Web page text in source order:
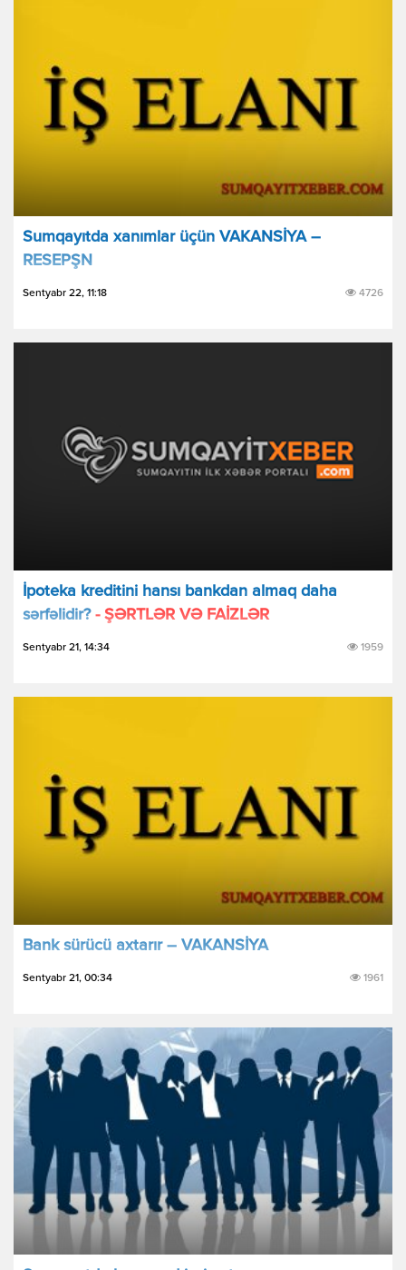
Sumqayıtda xanımlar üçün VAKANSİYA –
RESEPŞN
Sentyabr 22, 11:18 4726
İpoteka kreditini hansı bankdan almaq daha
sərfəlidir? - ŞƏRTLƏR VƏ FAİZLƏR
Sentyabr 21, 14:34 1959
Bank sürücü axtarır – VAKANSİYA
Sentyabr 21, 00:34 1961